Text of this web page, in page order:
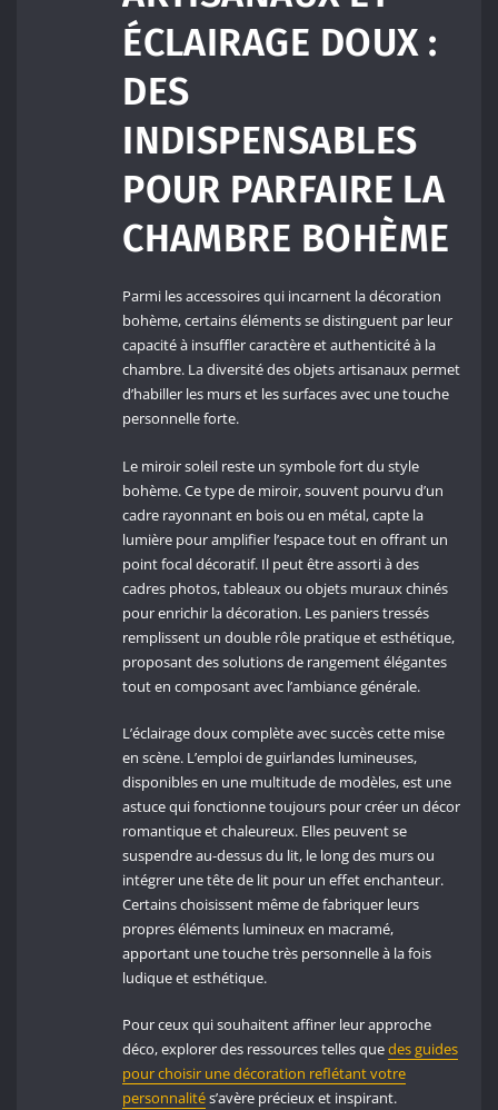
ÉCLAIRAGE DOUX :
DES
INDISPENSABLES
POUR PARFAIRE LA
CHAMBRE BOHÈME
Parmi les accessoires qui incarnent la décoration
bohème, certains éléments se distinguent par leur
capacité à insuffler caractère et authenticité à la
chambre. La diversité des objets artisanaux permet
d’habiller les murs et les surfaces avec une touche
personnelle forte.
Le miroir soleil reste un symbole fort du style
bohème. Ce type de miroir, souvent pourvu d’un
cadre rayonnant en bois ou en métal, capte la
lumière pour amplifier l’espace tout en offrant un
point focal décoratif. Il peut être assorti à des
cadres photos, tableaux ou objets muraux chinés
pour enrichir la décoration. Les paniers tressés
remplissent un double rôle pratique et esthétique,
proposant des solutions de rangement élégantes
tout en composant avec l’ambiance générale.
L’éclairage doux complète avec succès cette mise
en scène. L’emploi de guirlandes lumineuses,
disponibles en une multitude de modèles, est une
astuce qui fonctionne toujours pour créer un décor
romantique et chaleureux. Elles peuvent se
suspendre au-dessus du lit, le long des murs ou
intégrer une tête de lit pour un effet enchanteur.
Certains choisissent même de fabriquer leurs
propres éléments lumineux en macramé,
apportant une touche très personnelle à la fois
ludique et esthétique.
Pour ceux qui souhaitent affiner leur approche
déco, explorer des ressources telles quedes guides
pour choisir une décoration reflétant votre
personnalités’avère précieux et inspirant.